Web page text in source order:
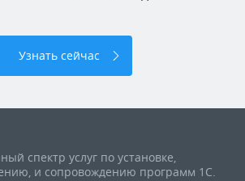
Узнать сейчас
спектр услуг по установке,
и сопровождению программ 1С.